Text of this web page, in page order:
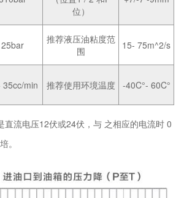
位）
25bar
推荐液压油粘度范
围
15- 75m^2/s
35cc/min 推荐使用环境温度 -40C°- 60C°
直流电压12伏或24伏，与 之相应的电流时 0
。